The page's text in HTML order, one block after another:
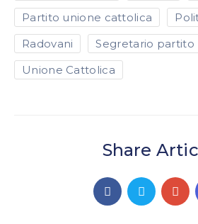
Partito unione cattolica
Radovani
Segretario partito
Unione Cattolica
Share